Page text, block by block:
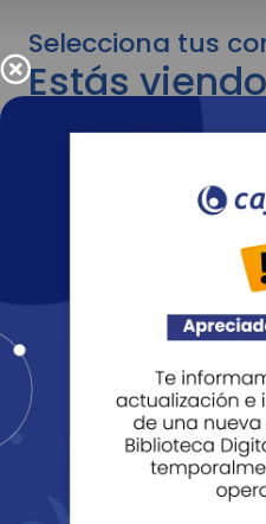
Selecciona tus
Estás
para
Para cambiar al
adelante recuerda
Entendido